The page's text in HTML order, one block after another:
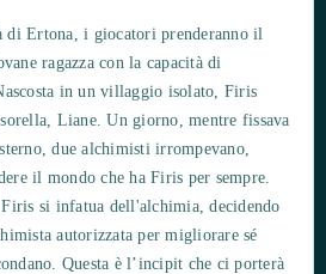
Ertona, i giocatori prenderanno il
ragazza con la capacità di
in un villaggio isolato, Firis
Liane. Un giorno, mentre fissava
due alchimisti irrompevano,
il mondo che ha Firis per sempre.
si infatua dell'alchimia, decidendo
autorizzata per migliorare sé
Questa è l’incipit che ci porterà